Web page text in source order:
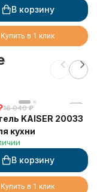
В корзину
Купить в 1 клик
16 040 ₽
KAISER 20033
кухни
В корзину
Купить в 1 клик